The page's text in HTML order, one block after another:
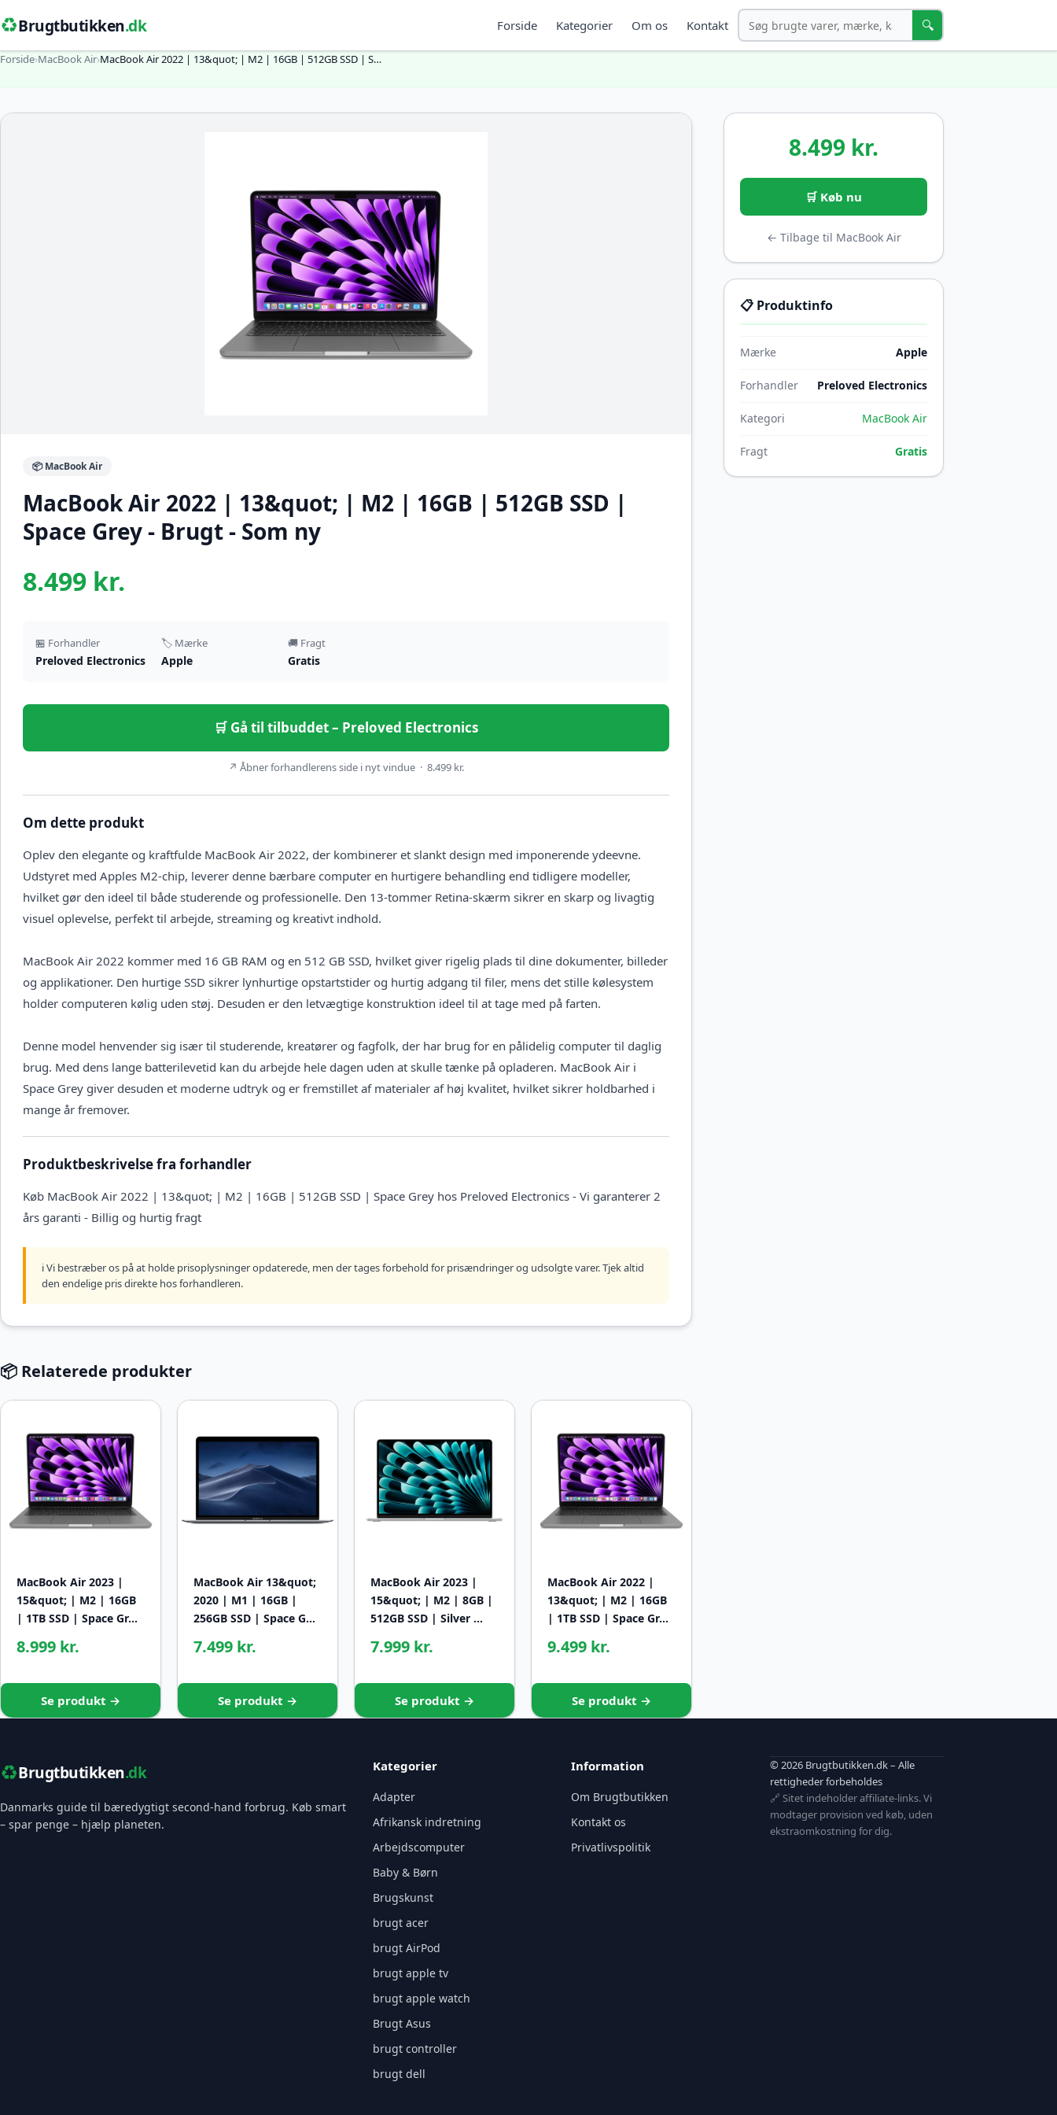
♻️Brugtbutikken.dk Forside Kategorier Om os Kontakt Søg 🔍
Forside›MacBook Air›MacBook Air 2022 | 13&quot; | M2 | 16GB | 512GB SSD | S…
📦 MacBook Air
MacBook Air 2022 | 13&quot; | M2 | 16GB | 512GB SSD |
Space Grey - Brugt - Som ny
8.499 kr.
🏪 Forhandler
Preloved Electronics
🏷️ Mærke
Apple
🚚 Fragt
Gratis
🛒 Gå til tilbuddet – Preloved Electronics
↗ Åbner forhandlerens side i nyt vindue · 8.499 kr.
Om dette produkt
Oplev den elegante og kraftfulde MacBook Air 2022, der kombinerer et slankt design med imponerende ydeevne.
Udstyret med Apples M2-chip, leverer denne bærbare computer en hurtigere behandling end tidligere modeller,
hvilket gør den ideel til både studerende og professionelle. Den 13-tommer Retina-skærm sikrer en skarp og livagtig
visuel oplevelse, perfekt til arbejde, streaming og kreativt indhold.
MacBook Air 2022 kommer med 16 GB RAM og en 512 GB SSD, hvilket giver rigelig plads til dine dokumenter, billeder
og applikationer. Den hurtige SSD sikrer lynhurtige opstartstider og hurtig adgang til filer, mens det stille kølesystem
holder computeren kølig uden støj. Desuden er den letvægtige konstruktion ideel til at tage med på farten.
Denne model henvender sig især til studerende, kreatører og fagfolk, der har brug for en pålidelig computer til daglig
brug. Med dens lange batterilevetid kan du arbejde hele dagen uden at skulle tænke på opladeren. MacBook Air i
Space Grey giver desuden et moderne udtryk og er fremstillet af materialer af høj kvalitet, hvilket sikrer holdbarhed i
mange år fremover.
Produktbeskrivelse fra forhandler
Køb MacBook Air 2022 | 13&quot; | M2 | 16GB | 512GB SSD | Space Grey hos Preloved Electronics - Vi garanterer 2
års garanti - Billig og hurtig fragt
ℹ️ Vi bestræber os på at holde prisoplysninger opdaterede, men der tages forbehold for prisændringer og udsolgte varer. Tjek altid
den endelige pris direkte hos forhandleren.
📦 Relaterede produkter
MacBook Air 2023 |
15&quot; | M2 | 16GB
| 1TB SSD | Space Gr…
8.999 kr.
Se produkt →
MacBook Air 13&quot;
2020 | M1 | 16GB |
256GB SSD | Space G…
7.499 kr.
Se produkt →
MacBook Air 2023 |
15&quot; | M2 | 8GB |
512GB SSD | Silver …
7.999 kr.
Se produkt →
MacBook Air 2022 |
13&quot; | M2 | 16GB
| 1TB SSD | Space Gr…
9.499 kr.
Se produkt →
8.499 kr.
🛒 Køb nu
← Tilbage til MacBook Air
📋 Produktinfo
Mærke Apple
Forhandler Preloved Electronics
Kategori MacBook Air
Fragt Gratis
♻️Brugtbutikken.dk
Danmarks guide til bæredygtigt second-hand forbrug. Køb smart
– spar penge – hjælp planeten.
Kategorier
Adapter
Afrikansk indretning
Arbejdscomputer
Baby & Børn
Brugskunst
brugt acer
brugt AirPod
brugt apple tv
brugt apple watch
Brugt Asus
brugt controller
brugt dell
Information
Om Brugtbutikken
Kontakt os
Privatlivspolitik
© 2026 Brugtbutikken.dk – Alle
rettigheder forbeholdes
🔗 Sitet indeholder affiliate-links. Vi
modtager provision ved køb, uden
ekstraomkostning for dig.